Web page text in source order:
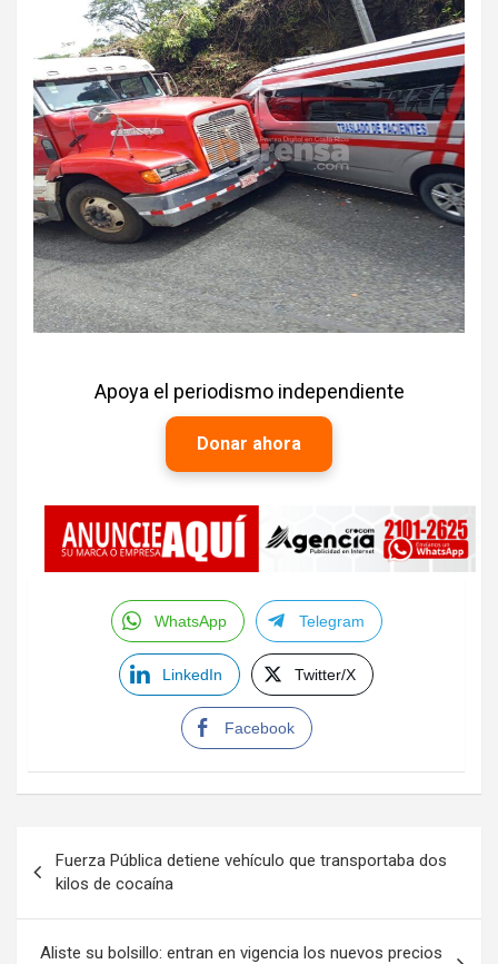
Apoya el periodismo independiente
Donar ahora
WhatsApp Telegram
LinkedIn Twitter/X
Facebook
de
entradas
Fuerza Pública detiene vehículo que transportaba dos
kilos de cocaína
Aliste su bolsillo: entran en vigencia los nuevos precios